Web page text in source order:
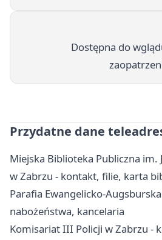
Dostępna do
Przydatne dane
Miejska Biblioteka Publiczna im.
w Zabrzu - kontakt, filie, karta
Parafia Ewangelicko-
nabożeństwa, kancelaria
Komisariat III Policji w Zabrzu -